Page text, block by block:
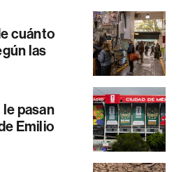
cuánto
las
pasan
Emilio